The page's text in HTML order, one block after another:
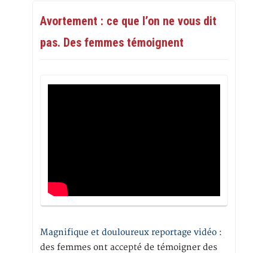
Avortement : ce que l’on ne vous dit
pas. Des femmes témoignent
Magnifique et douloureux reportage vidéo :
des femmes ont accepté de témoigner des